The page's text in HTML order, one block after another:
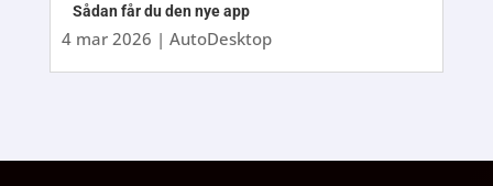
Sådan får du den nye app
4 mar 2026 | AutoDesktop